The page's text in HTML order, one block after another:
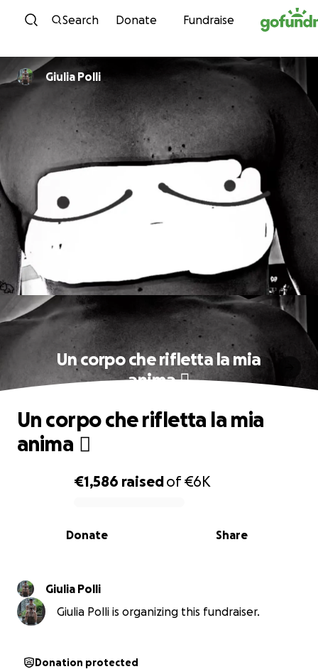
Skip to content
Search Donate Fundraise
Giulia Polli
Un corpo che rifletta la mia
anima ️‍⚧️
0% complete
€1,586 raisedof€6K
Share
Donate
Un corpo che rifletta la mia
anima ️‍⚧️
Giulia Polli
Giulia Polli is organizing this fundraiser.
Donation protected